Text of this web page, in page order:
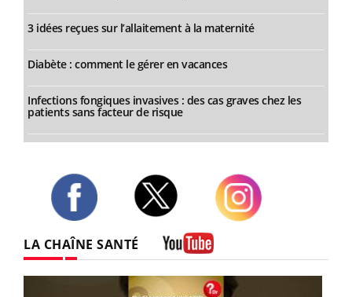
3 idées reçues sur l’allaitement à la maternité
Diabète : comment le gérer en vacances
Infections fongiques invasives : des cas graves chez les
patients sans facteur de risque
LA CHAÎNE SANTÉ